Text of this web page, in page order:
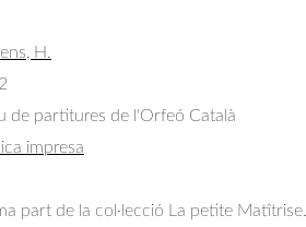
H.
de partitures de l'Orfeó Català
impresa
part de la col·lecció La petite